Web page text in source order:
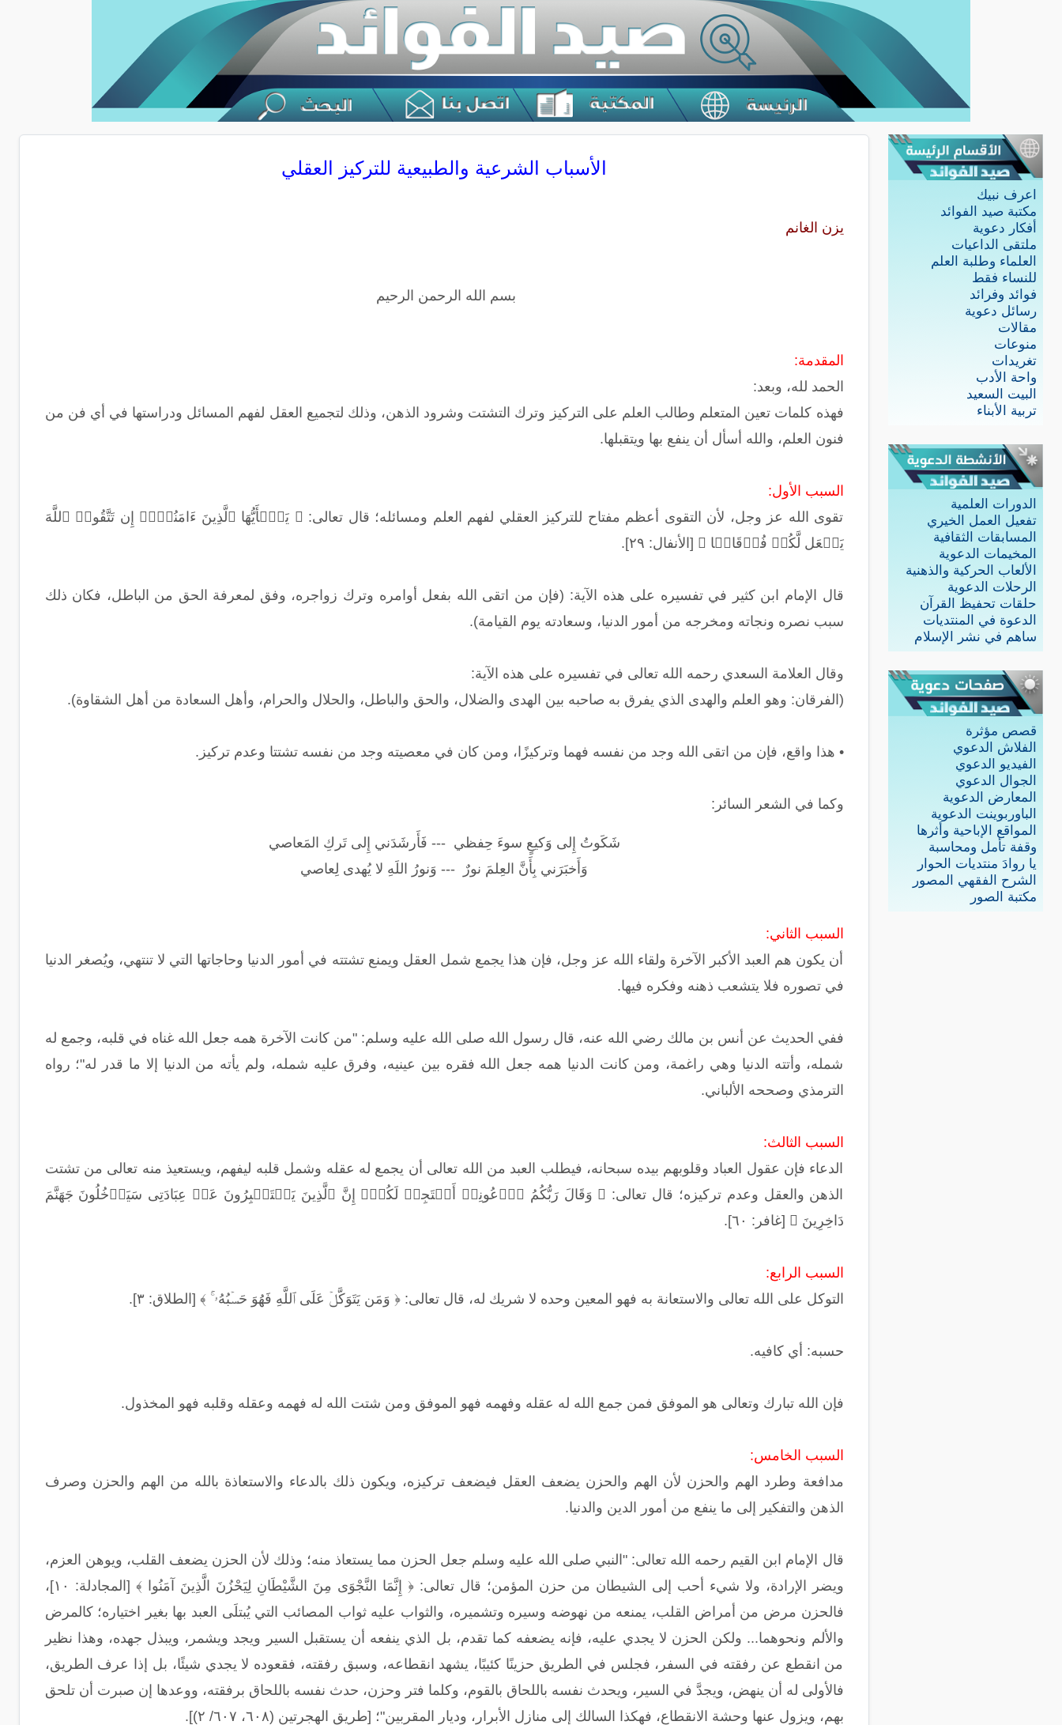
اعرف نبيك
مكتبة صيد الفوائد
أفكار دعوية
ملتقى الداعيات
العلماء وطلبة العلم
للنساء فقط
فوائد وفرائد
رسائل دعوية
مقالات
منوعات
تغريدات
واحة الأدب
البيت السعيد
تربية الأبناء
الدورات العلمية
تفعيل العمل الخيري
المسابقات الثقافية
المخيمات الدعوية
الألعاب الحركية والذهنية
الرحلات الدعوية
حلقات تحفيظ القرآن
الدعوة في المنتديات
ساهم في نشر الإسلام
قصص مؤثرة
الفلاش الدعوي
الفيديو الدعوي
الجوال الدعوي
المعارض الدعوية
الباوربوينت الدعوية
المواقع الإباحية وأثرها
وقفة تأمل ومحاسبة
يا روادَ منتديات الحوار
الشرح الفقهي المصور
مكتبة الصور
الأسباب الشرعية والطبيعية للتركيز العقلي
يزن الغانم
بسم الله الرحمن الرحيم
المقدمة:
الحمد لله، وبعد:
فهذه كلمات تعين المتعلم وطالب العلم على التركيز وترك التشتت وشرود الذهن، وذلك لتجميع العقل لفهم المسائل ودراستها في أي فن من
فنون العلم، والله أسأل أن ينفع بها ويتقبلها.
السبب الأول:
تقوى الله عز وجل، لأن التقوى أعظم مفتاح للتركيز العقلي لفهم العلم ومسائله؛ قال تعالى: ﴿ یَـٰۤأَیُّهَا ٱلَّذِینَ ءَامَنُوۤا۟ إِن تَتَّقُوا۟ ٱللَّهَ
یَجۡعَل لَّكُمۡ فُرۡقَانࣰا ﴾ [الأنفال: ٢٩].
قال الإمام ابن كثير في تفسيره على هذه الآية: (فإن من اتقى الله بفعل أوامره وترك زواجره، وفق لمعرفة الحق من الباطل، فكان ذلك
سبب نصره ونجاته ومخرجه من أمور الدنيا، وسعادته يوم القيامة).
وقال العلامة السعدي رحمه الله تعالى في تفسيره على هذه الآية:
(الفرقان: وهو العلم والهدى الذي يفرق به صاحبه بين الهدى والضلال، والحق والباطل، والحلال والحرام، وأهل السعادة من أهل الشقاوة).
• هذا واقع، فإن من اتقى الله وجد من نفسه فهما وتركيزًا، ومن كان في معصيته وجد من نفسه تشتتا وعدم تركيز.
وكما في الشعر السائر:
شَكَوتُ إِلى وَكيعٍ سوءَ حِفظي --- فَأَرشَدَني إِلى تَركِ المَعاصي
وَأَخبَرَني بِأَنَّ العِلمَ نورٌ --- وَنورُ اللَهِ لا يُهدى لِعاصي
السبب الثاني:
أن يكون هم العبد الأكبر الآخرة ولقاء الله عز وجل، فإن هذا يجمع شمل العقل ويمنع تشتته في أمور الدنيا وحاجاتها التي لا تنتهي، ويُصغر الدنيا
في تصوره فلا يتشعب ذهنه وفكره فيها.
ففي الحديث عن أنس بن مالك رضي الله عنه، قال رسول الله صلى الله عليه وسلم: "من كانت الآخرة همه جعل الله غناه في قلبه، وجمع له
شمله، وأتته الدنيا وهي راغمة، ومن كانت الدنيا همه جعل الله فقره بين عينيه، وفرق عليه شمله، ولم يأته من الدنيا إلا ما قدر له"؛ رواه
الترمذي وصححه الألباني.
السبب الثالث:
الدعاء فإن عقول العباد وقلوبهم بيده سبحانه، فيطلب العبد من الله تعالى أن يجمع له عقله وشمل قلبه ليفهم، ويستعيذ منه تعالى من تشتت
الذهن والعقل وعدم تركيزه؛ قال تعالى: ﴿ وَقَالَ رَبُّكُمُ ٱدۡعُونِیۤ أَسۡتَجِبۡ لَكُمۡۚ إِنَّ ٱلَّذِینَ یَسۡتَكۡبِرُونَ عَنۡ عِبَادَتِی سَیَدۡخُلُونَ جَهَنَّمَ
دَاخِرِینَ ﴾ [غافر: ٦٠].
السبب الرابع:
التوكل على الله تعالى والاستعانة به فهو المعين وحده لا شريك له، قال تعالى: ﴿ وَمَن یَتَوَكَّلۡ عَلَى ٱللَّهِ فَهُوَ حَسۡبُهُۥۤۚ ﴾ [الطلاق: ٣].
حسبه: أي كافيه.
فإن الله تبارك وتعالى هو الموفق فمن جمع الله له عقله وفهمه فهو الموفق ومن شتت الله له فهمه وعقله وقلبه فهو المخذول.
السبب الخامس:
مدافعة وطرد الهم والحزن لأن الهم والحزن يضعف العقل فيضعف تركيزه، ويكون ذلك بالدعاء والاستعاذة بالله من الهم والحزن وصرف
الذهن والتفكير إلى ما ينفع من أمور الدين والدنيا.
قال الإمام ابن القيم رحمه الله تعالى: "النبي صلى الله عليه وسلم جعل الحزن مما يستعاذ منه؛ وذلك لأن الحزن يضعف القلب، ويوهن العزم،
ويضر الإرادة، ولا شيء أحب إلى الشيطان من حزن المؤمن؛ قال تعالى: ﴿ إِنَّمَا النَّجْوَى مِنَ الشَّيْطَانِ لِيَحْزُنَ الَّذِينَ آمَنُوا ﴾ [المجادلة: ١٠]،
فالحزن مرض من أمراض القلب، يمنعه من نهوضه وسيره وتشميره، والثواب عليه ثواب المصائب التي يُبتلَى العبد بها بغير اختياره؛ كالمرض
والألم ونحوهما... ولكن الحزن لا يجدي عليه، فإنه يضعفه كما تقدم، بل الذي ينفعه أن يستقبل السير ويجد ويشمر، ويبذل جهده، وهذا نظير
من انقطع عن رفقته في السفر، فجلس في الطريق حزينًا كئيبًا، يشهد انقطاعه، وسبق رفقته، فقعوده لا يجدي شيئًا، بل إذا عرف الطريق،
فالأولى له أن ينهض، ويجدَّ في السير، ويحدث نفسه باللحاق بالقوم، وكلما فتر وحزن، حدث نفسه باللحاق برفقته، ووعدها إن صبرت أن تلحق
بهم، ويزول عنها وحشة الانقطاع، فهكذا السالك إلى منازل الأبرار، وديار المقربين"؛ [طريق الهجرتين (٦٠٨، ٦٠٧/ ٢)].